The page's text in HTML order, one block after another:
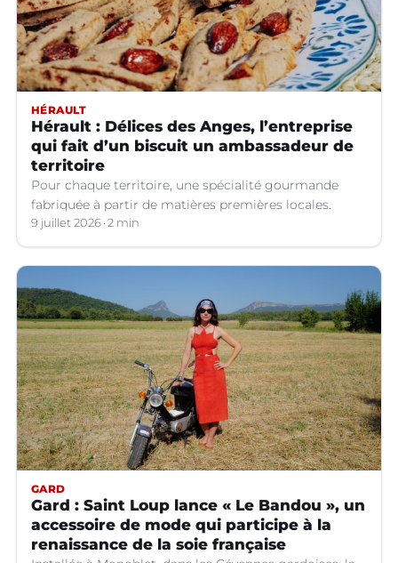
HÉRAULT
Hérault : Délices des Anges, l’entreprise
qui fait d’un biscuit un ambassadeur de
territoire
Pour chaque territoire, une spécialité gourmande
fabriquée à partir de matières premières locales.
9 juillet 2026 2 min
GARD
Gard : Saint Loup lance « Le Bandou », un
accessoire de mode qui participe à la
renaissance de la soie française